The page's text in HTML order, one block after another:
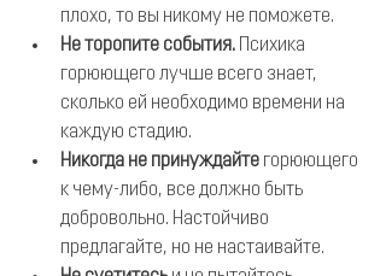
плохо, то вы никому не поможете.
Не торопите события. Психика
горюющего лучше всего знает,
сколько ей необходимо времени на
каждую стадию.
Никогда не принуждайте горюющего
к чему-либо, все должно быть
добровольно. Настойчиво
предлагайте, но не настаивайте.